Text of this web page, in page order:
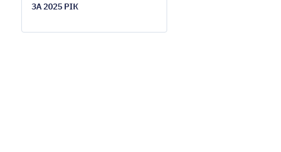
ЗА 2025 РІК